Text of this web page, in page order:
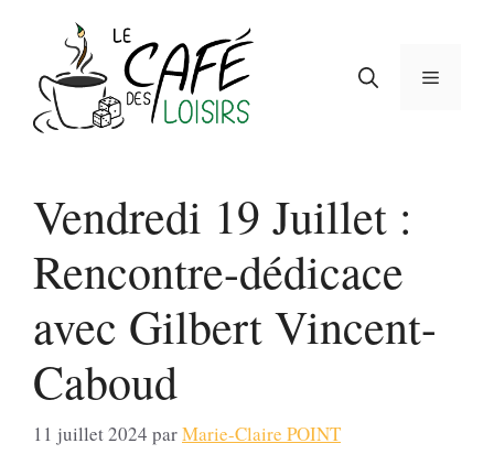
contenu
Menu
Vendredi 19 Juillet :
Rencontre-dédicace
avec Gilbert Vincent-
Caboud
11 juillet 2024 parMarie-Claire POINT